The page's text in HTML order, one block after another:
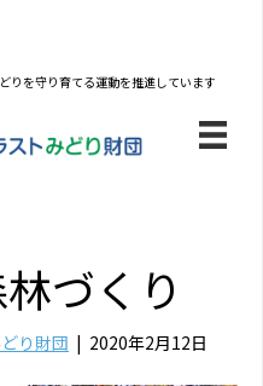
りを守り育てる運動を推進しています
づくり
り財団 | 2020年2月12日